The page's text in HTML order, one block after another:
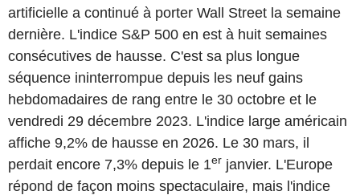
artificielle a continué à porter Wall Street la semaine
dernière. L'indice S&P 500 en est à huit semaines
consécutives de hausse. C'est sa plus longue
séquence ininterrompue depuis les neuf gains
hebdomadaires de rang entre le 30 octobre et le
vendredi 29 décembre 2023. L'indice large américain
affiche 9,2% de hausse en 2026. Le 30 mars, il
perdait encore 7,3% depuis le 1er janvier. L'Europe
répond de façon moins spectaculaire, mais l'indice